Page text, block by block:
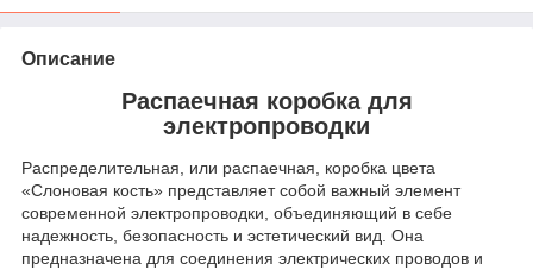
Описание
Распаечная коробка для
электропроводки
Распределительная, или распаечная, коробка цвета
«Слоновая кость» представляет собой важный элемент
современной электропроводки, объединяющий в себе
надежность, безопасность и эстетический вид. Она
предназначена для соединения электрических проводов и